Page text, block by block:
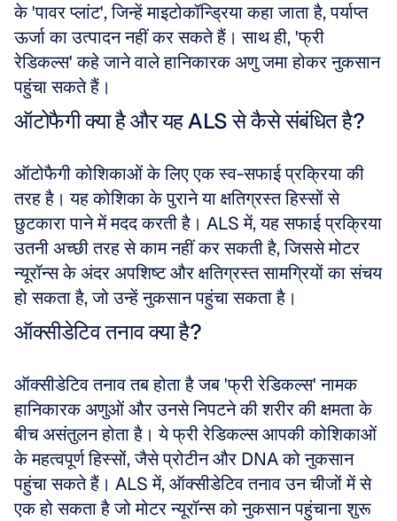
के 'पावर प्लांट', जिन्हें माइटोकॉन्ड्रिया कहा जाता है, पर्याप्त
ऊर्जा का उत्पादन नहीं कर सकते हैं। साथ ही, 'फ्री
रेडिकल्स' कहे जाने वाले हानिकारक अणु जमा होकर नुकसान
पहुंचा सकते हैं।
ऑटोफैगी क्या है और यह ALS से कैसे संबंधित है?
ऑटोफैगी कोशिकाओं के लिए एक स्व-सफाई प्रक्रिया की
तरह है। यह कोशिका के पुराने या क्षतिग्रस्त हिस्सों से
छुटकारा पाने में मदद करती है। ALS में, यह सफाई प्रक्रिया
उतनी अच्छी तरह से काम नहीं कर सकती है, जिससे मोटर
न्यूरॉन्स के अंदर अपशिष्ट और क्षतिग्रस्त सामग्रियों का संचय
हो सकता है, जो उन्हें नुकसान पहुंचा सकता है।
ऑक्सीडेटिव तनाव क्या है?
ऑक्सीडेटिव तनाव तब होता है जब 'फ्री रेडिकल्स' नामक
हानिकारक अणुओं और उनसे निपटने की शरीर की क्षमता के
बीच असंतुलन होता है। ये फ्री रेडिकल्स आपकी कोशिकाओं
के महत्वपूर्ण हिस्सों, जैसे प्रोटीन और DNA को नुकसान
पहुंचा सकते हैं। ALS में, ऑक्सीडेटिव तनाव उन चीजों में से
एक हो सकता है जो मोटर न्यूरॉन्स को नुकसान पहुंचाना शुरू